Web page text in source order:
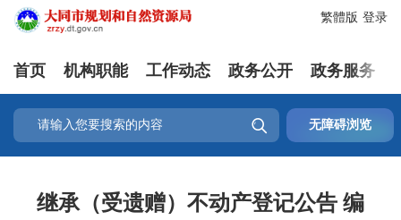
登录
繁體版
首页 机构职能 工作动态 政务公开 政务服务
 无障碍浏览
继承（受遗赠）不动产登记公告 编